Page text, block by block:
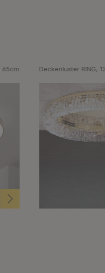
65cm Deckenluster RING,